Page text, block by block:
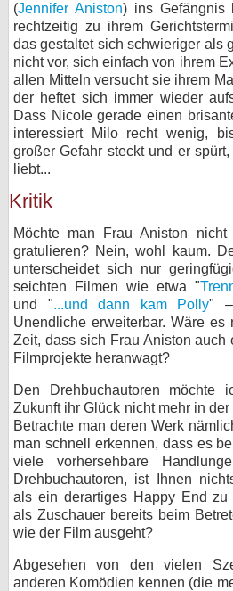
(Jennifer Aniston) ins Gefängnis
rechtzeitig zu ihrem
das gestaltet sich schwieriger als
nicht vor, sich einfach von ihrem
allen Mitteln versucht sie ihrem
der heftet sich immer wieder
Dass Nicole gerade einen
interessiert Milo recht wenig,
großer Gefahr steckt und er
liebt...
Kritik
Möchte man Frau Aniston
gratulieren? Nein, wohl kaum.
unterscheidet sich nur
seichten Filmen wie etwa "
und "...und dann kam Polly"
Unendliche erweiterbar. Wäre
Zeit, dass sich Frau Aniston auch
Filmprojekte heranwagt?
Den Drehbuchautoren
Zukunft ihr Glück nicht mehr in
Betrachte man deren Werk
man schnell erkennen, dass es
viele vorhersehbare
Drehbuchautoren, ist Ihnen
als ein derartiges Happy End zu
als Zuschauer bereits beim
wie der Film ausgeht?
Abgesehen von den vielen
anderen Komödien kennen (die